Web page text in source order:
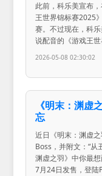
此前，科乐美宣布
王世界锦标赛2025
赛。不过现在，科
说配音的《游戏王
2026-05-08 02:30:02
《明末：渊虚
忘
近日《明末：渊虚
Boss，并附文：“从
渊虚之羽》中你最
7月24日发售，登陆